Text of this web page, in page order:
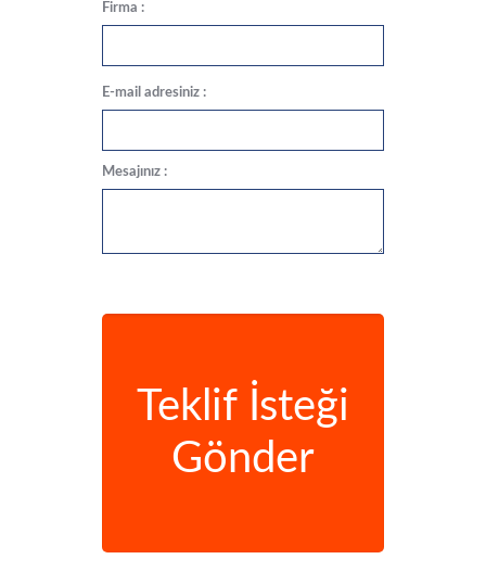
Firma :
E-mail adresiniz :
Mesajınız :
Teklif İsteği
Gönder